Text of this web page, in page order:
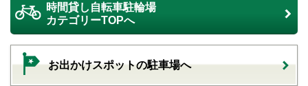
時間貸し自転車駐輪場
カテゴリーTOPへ
お出かけスポットの駐車場へ